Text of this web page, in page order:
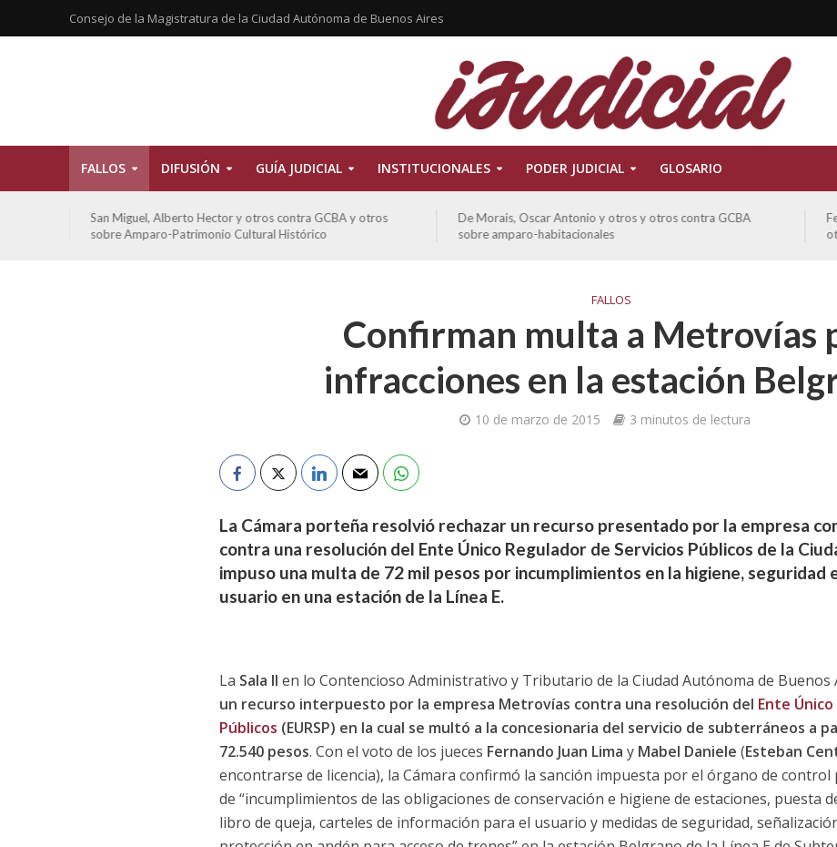
Consejo de la Magistratura de la Ciudad Autónoma de Buenos Aires
FALLOS DIFUSIÓN GUÍA JUDICIAL INSTITUCIONALES PODER JUDICIAL GLOSARIO
y otros contra GCBA y otros
Cultural Histórico
De Morais, Oscar Antonio y otros y otros contra GCBA
sobre amparo-habitacionales
Ferreyra Pardo, Claudia Eva Edith y
FALLOS
Confirman multa a Metrovías
infracciones en la estación
10 de marzo de 2015 3 minutos de lectura
La Cámara porteña resolvió rechazar un recurso presentado por la empresa
contra una resolución del Ente Único Regulador de Servicios Públicos de la
impuso una multa de 72 mil pesos por incumplimientos en la higiene, seguridad
usuario en una estación de la Línea E.
La Sala II en lo Contencioso Administrativo y Tributario de la Ciudad Autónoma de Buenos
un recurso interpuesto por la empresa Metrovías contra una resolución del Ente
Públicos (EURSP) en la cual se multó a la concesionaria del servicio de subterráneos a
72.540 pesos. Con el voto de los jueces Fernando Juan Lima y Mabel Daniele (Esteban
encontrarse de licencia), la Cámara confirmó la sanción impuesta por el órgano de
de “incumplimientos de las obligaciones de conservación e higiene de estaciones, puesta
libro de queja, carteles de información para el usuario y medidas de seguridad,